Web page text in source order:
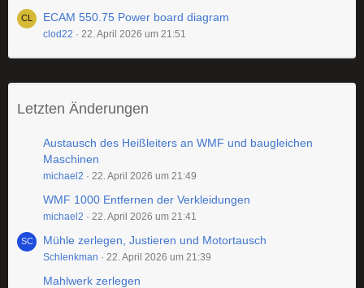
ECAM 550.75 Power board diagram
clod22 22. April 2026 um 21:51
Letzten Änderungen
Austausch des Heißleiters an WMF und baugleichen
Maschinen
michael2 22. April 2026 um 21:49
WMF 1000 Entfernen der Verkleidungen
michael2 22. April 2026 um 21:41
Mühle zerlegen, Justieren und Motortausch
Schlenkman 22. April 2026 um 21:39
Mahlwerk zerlegen